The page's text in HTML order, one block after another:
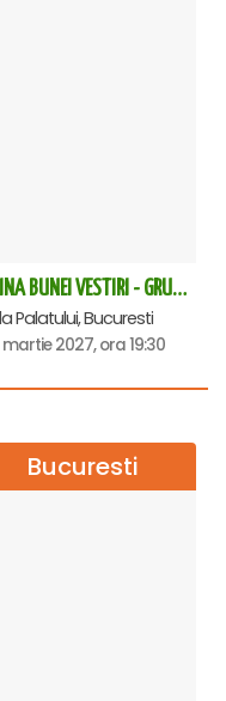
TAINA BUNEI VESTIRI - GRUPUL PSALTIC TRONOS la Sala Palatului
Palatului, Bucuresti
2027, ora 19:30
Bucuresti